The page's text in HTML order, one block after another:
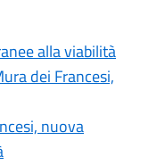
alla viabilità
dei Francesi,
nuova